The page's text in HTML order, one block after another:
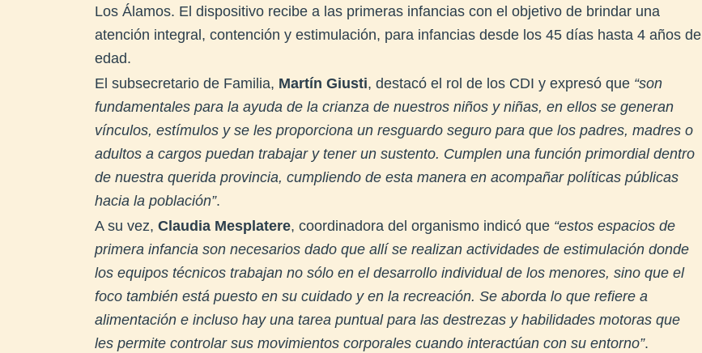
Los Álamos. El dispositivo recibe a las primeras infancias con el objetivo de brindar una
atención integral, contención y estimulación, para infancias desde los 45 días hasta 4 años de
edad.
El subsecretario de Familia, Martín Giusti, destacó el rol de los CDI y expresó que “son
fundamentales para la ayuda de la crianza de nuestros niños y niñas, en ellos se generan
vínculos, estímulos y se les proporciona un resguardo seguro para que los padres, madres o
adultos a cargos puedan trabajar y tener un sustento. Cumplen una función primordial dentro
de nuestra querida provincia, cumpliendo de esta manera en acompañar políticas públicas
hacia la población”.
A su vez, Claudia Mesplatere, coordinadora del organismo indicó que “estos espacios de
primera infancia son necesarios dado que allí se realizan actividades de estimulación donde
los equipos técnicos trabajan no sólo en el desarrollo individual de los menores, sino que el
foco también está puesto en su cuidado y en la recreación. Se aborda lo que refiere a
alimentación e incluso hay una tarea puntual para las destrezas y habilidades motoras que
les permite controlar sus movimientos corporales cuando interactúan con su entorno”.